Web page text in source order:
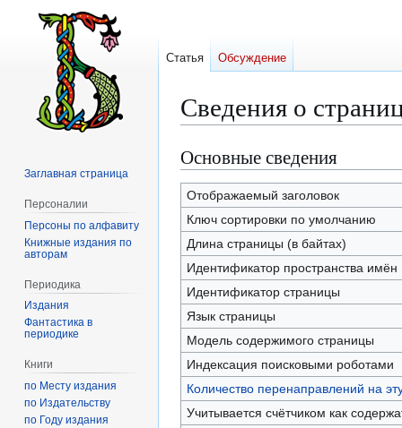
Сведения о
Перейти
к
навигации
Перейти
к
поиску
Основные сведения
Отображаемый заголовок
Ключ сортировки по умолчанию
Длина страницы (в байтах)
Идентификатор пространства имён
Идентификатор страницы
Язык страницы
Модель содержимого страницы
Индексация поисковыми роботами
Количество перенаправлений на
Учитывается счётчиком как
Статья Обсуждение
Заглавная страница
Персоналии
Персоны по алфавиту
Книжные издания по
авторам
Периодика
Издания
Фантастика в
периодике
Книги
по Месту издания
по Издательству
по Году издания